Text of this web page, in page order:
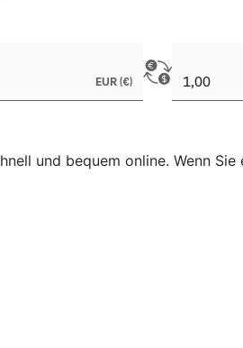
und bequem online. Wenn